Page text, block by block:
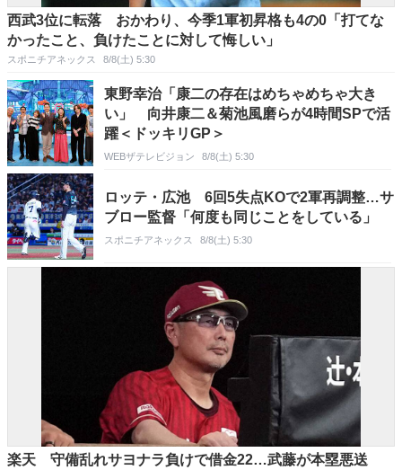
西武3位に転落 おかわり、今季1軍初昇格も4の0「打てな
かったこと、負けたことに対して悔しい」
スポニチアネックス 8/8(土) 5:30
東野幸治「康二の存在はめちゃめちゃ大き
い」 向井康二＆菊池風磨らが4時間SPで活
躍＜ドッキリGP＞
WEBザテレビジョン 8/8(土) 5:30
ロッテ・広池 6回5失点KOで2軍再調整…サ
ブロー監督「何度も同じことをしている」
スポニチアネックス 8/8(土) 5:30
楽天 守備乱れサヨナラ負けで借金22…武藤が本塁悪送